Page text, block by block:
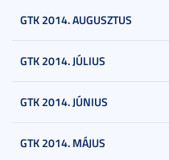
GTK 2014. AUGUSZTUS
GTK 2014. JÚLIUS
GTK 2014. JÚNIUS
GTK 2014. MÁJUS